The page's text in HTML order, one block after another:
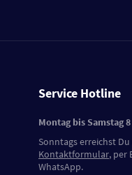
Service Hotline
Montag bis Samstag
Sonntags erreichst
Kontaktformular, per
WhatsApp.